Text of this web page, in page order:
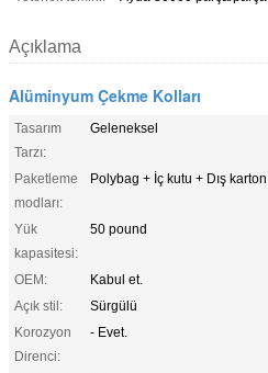
Açıklama
Alüminyum Çekme Kolları
Tasarım
Tarzı:
Geleneksel
Paketleme
modları:
Polybag + İç kutu + Dış karton
Yük
kapasitesi:
50 pound
OEM:
Kabul et.
Açık stil:
Sürgülü
Korozyon
Direnci:
- Evet.